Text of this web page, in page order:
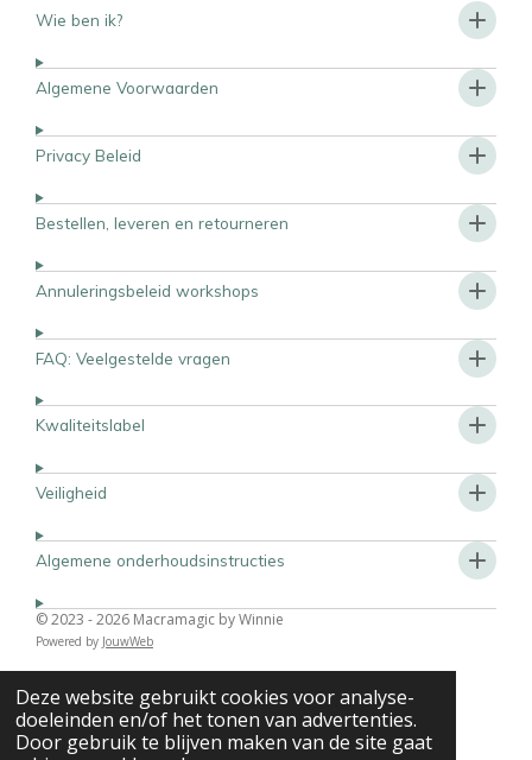
Deze website gebruikt cookies voor analyse-
doeleinden en/of het tonen van advertenties.
Door gebruik te blijven maken van de site gaat
Wie ben ik?
Algemene Voorwaarden
Privacy Beleid
Bestellen, leveren en retourneren
Annuleringsbeleid workshops
FAQ: Veelgestelde vragen
Kwaliteitslabel
Veiligheid
Algemene onderhoudsinstructies
© 2023 - 2026 Macramagic by Winnie
Powered by JouwWeb